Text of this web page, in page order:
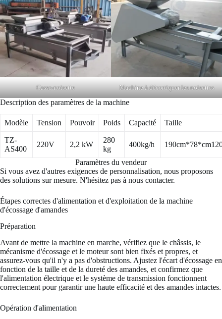
Casse-noisette Machine à décortiquer les noisettes
Description des paramètres de la machine
Modèle Tension Pouvoir Poids Capacité Taille
TZ-
AS400
220V 2,2 kW
280
kg
400kg/h
Paramètres du vendeur
Si vous avez d'autres exigences de personnalisation, nous proposons
des solutions sur mesure. N'hésitez pas à nous contacter.
Étapes correctes d'alimentation et d'exploitation de la machine
d'écossage d'amandes
Préparation
Avant de mettre la machine en marche, vérifiez que le châssis, le
mécanisme d'écossage et le moteur sont bien fixés et propres, et
assurez-vous qu'il n'y a pas d'obstructions. Ajustez l'écart d'écossage en
fonction de la taille et de la dureté des amandes, et confirmez que
l'alimentation électrique et le système de transmission fonctionnent
correctement pour garantir une haute efficacité et des amandes intactes.
Opération d'alimentation